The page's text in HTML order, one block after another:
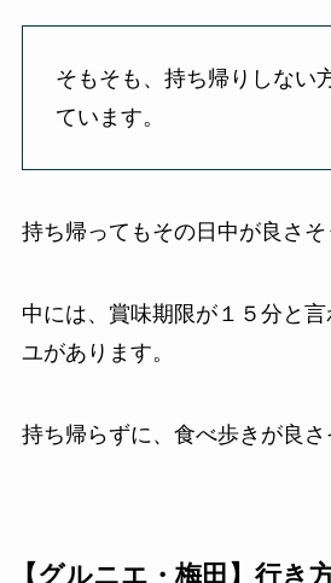
そもそも、持ち帰りしない
ています。
持ち帰ってもその日中が良さそ
中には、賞味期限が１５分と
ユがあります。
持ち帰らずに、食べ歩きが良さ
【グルニエ・梅田】行き